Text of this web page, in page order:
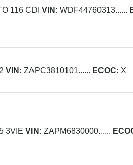
116 CDI VIN: WDF44760313......
VIN: ZAPC3810101...... ECOC: X
3VIE VIN: ZAPM6830000......